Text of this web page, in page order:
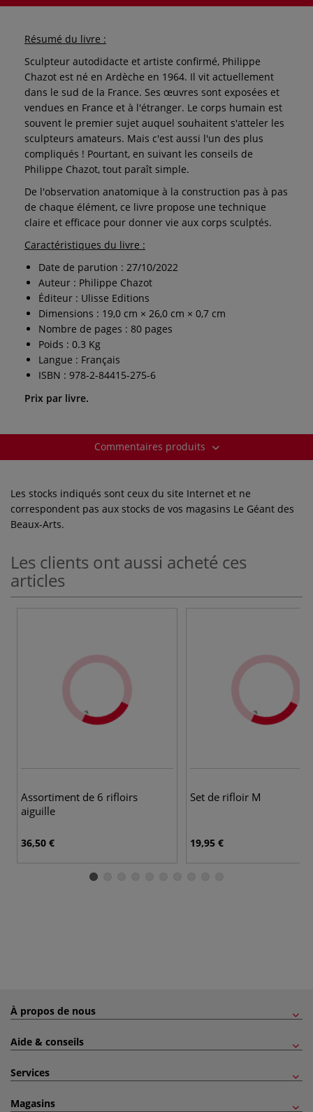
Résumé du livre :
Sculpteur autodidacte et artiste confirmé, Philippe
Chazot est né en Ardèche en 1964. Il vit actuellement
dans le sud de la France. Ses œuvres sont exposées et
vendues en France et à l'étranger. Le corps humain est
souvent le premier sujet auquel souhaitent s'atteler les
sculpteurs amateurs. Mais c'est aussi l'un des plus
compliqués ! Pourtant, en suivant les conseils de
Philippe Chazot, tout paraît simple.
De l'observation anatomique à la construction pas à pas
de chaque élément, ce livre propose une technique
claire et efficace pour donner vie aux corps sculptés.
Caractéristiques du livre :
Date de parution : 27/10/2022
Auteur : Philippe Chazot
Éditeur : Ulisse Editions
Dimensions : 19,0 cm × 26,0 cm × 0,7 cm
Nombre de pages : 80 pages
Poids : 0.3 Kg
Langue : Français
ISBN : 978-2-84415-275-6
Prix par livre.
Commentaires produits
Les stocks indiqués sont ceux du site Internet et ne
correspondent pas aux stocks de vos magasins Le Géant des
Beaux-Arts.
Les clients ont aussi acheté ces
articles
Assortiment de 6 rifloirs
aiguille
36,50 €
Set de rifloir M
19,95 €
À propos de nous
Aide & conseils
Services
Magasins